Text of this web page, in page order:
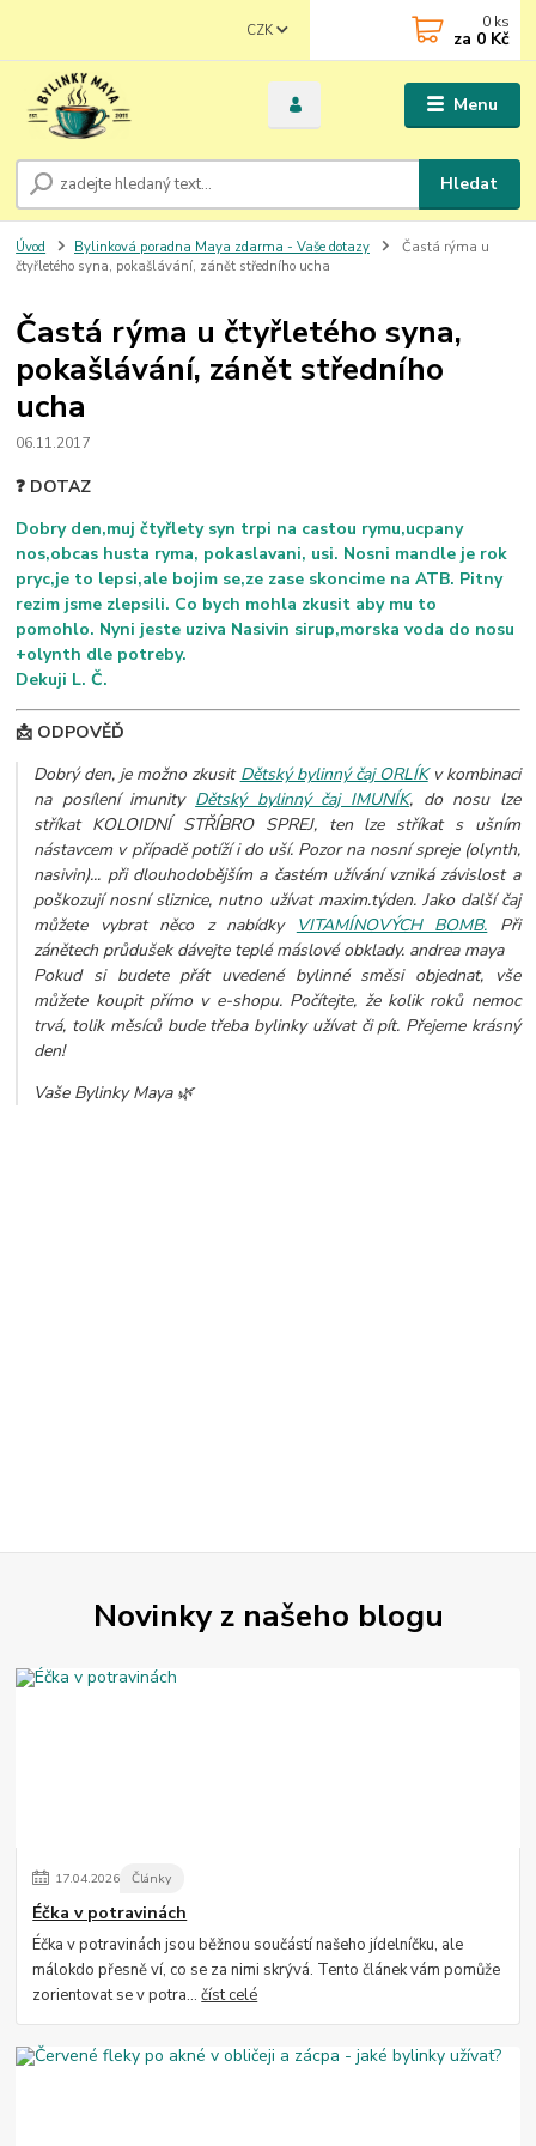
Menu
CZK
Hledat
0 ks
za 0 Kč
Úvod Bylinková poradna Maya zdarma - Vaše dotazy
Častá rýma u
čtyřletého syna, pokašlávání, zánět středního ucha
Častá rýma u čtyřletého syna,
pokašlávání, zánět středního
ucha
06.11.2017
❓ DOTAZ
Dobry den,muj čtyřlety syn trpi na castou rymu,ucpany
nos,obcas husta ryma, pokaslavani, usi. Nosni mandle je rok
pryc,je to lepsi,ale bojim se,ze zase skoncime na ATB. Pitny
rezim jsme zlepsili. Co bych mohla zkusit aby mu to
pomohlo. Nyni jeste uziva Nasivin sirup,morska voda do nosu
+olynth dle potreby.
Dekuji L. Č.
📩 ODPOVĚĎ
Dobrý den, je možno zkusit Dětský bylinný čaj ORLÍKv kombinaci
na posílení imunity Dětský bylinný čaj IMUNÍK, do nosu lze
stříkat KOLOIDNÍ STŘÍBRO SPREJ, ten lze stříkat s ušním
nástavcem v případě potíží i do uší. Pozor na nosní spreje (olynth,
nasivin)... při dlouhodobějším a častém užívání vzniká závislost a
poškozují nosní sliznice, nutno užívat maxim.týden. Jako další čaj
můžete vybrat něco z nabídky VITAMÍNOVÝCH BOMB. Při
zánětech průdušek dávejte teplé máslové obklady. andrea maya
Pokud si budete přát uvedené bylinné směsi objednat, vše
můžete koupit přímo v e-shopu. Počítejte, že kolik roků nemoc
trvá, tolik měsíců bude třeba bylinky užívat či pít. Přejeme krásný
den!
Vaše Bylinky Maya 🌿
Novinky z našeho blogu
17.04.2026 Články
Éčka v potravinách
Éčka v potravinách jsou běžnou součástí našeho jídelníčku, ale
málokdo přesně ví, co se za nimi skrývá. Tento článek vám pomůže
zorientovat se v potra...číst celé